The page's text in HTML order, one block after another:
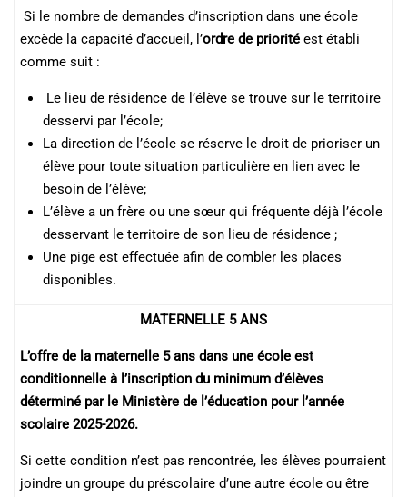
Si le nombre de demandes d’inscription dans une école
excède la capacité d’accueil, l’ordre de priorité est établi
comme suit :
Le lieu de résidence de l’élève se trouve sur le territoire
desservi par l’école;
La direction de l’école se réserve le droit de prioriser un
élève pour toute situation particulière en lien avec le
besoin de l’élève;
L’élève a un frère ou une sœur qui fréquente déjà l’école
desservant le territoire de son lieu de résidence ;
Une pige est effectuée afin de combler les places
disponibles.
MATERNELLE 5 ANS
L’offre de la maternelle 5 ans dans une école est
conditionnelle à l’inscription du minimum d’élèves
déterminé par le Ministère de l’éducation pour l’année
scolaire 2025-2026.
Si cette condition n’est pas rencontrée, les élèves pourraient
joindre un groupe du préscolaire d’une autre école ou être